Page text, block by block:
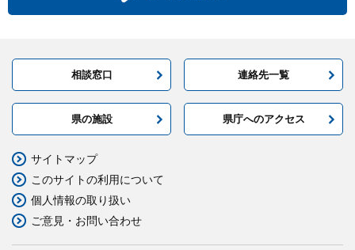
相談窓口 連絡先一覧
県の施設 県庁へのアクセス
サイトマップ
このサイトの利用について
個人情報の取り扱い
ご意見・お問い合わせ